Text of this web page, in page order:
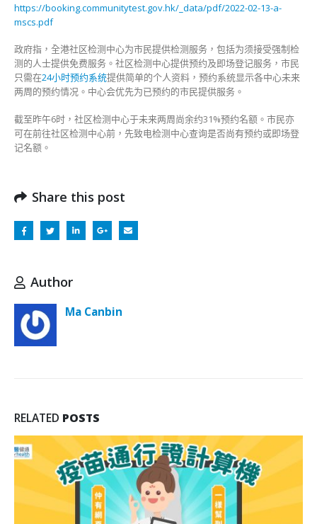
https://booking.communitytest.gov.hk/_data/pdf/2022-02-13-a-
mscs.pdf
政府指，全港社区检测中心为市民提供检测服务，包括为须接受强制检
测的人士提供免费服务。社区检测中心提供预约及即场登记服务，市民
只需在24小时预约系统提供简单的个人资料，预约系统显示各中心未来
两周的预约情况。中心会优先为已预约的市民提供服务。
截至昨午6时，社区检测中心于未来两周尚余约31%预约名额。市民亦
可在前往社区检测中心前，先致电检测中心查询是否尚有预约或即场登
记名额。
Share this post
Author
Ma Canbin
RELATED POSTS